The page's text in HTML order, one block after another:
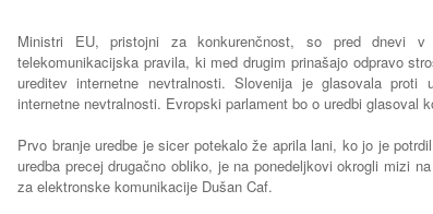
Ministri EU, pristojni za konkurenčnost, so pred dnevi v
telekomunikacijska pravila, ki med drugim prinašajo odpravo
ureditev internetne nevtralnosti. Slovenija je glasovala
internetne nevtralnosti. Evropski parlament bo o uredbi glasoval
Prvo branje uredbe je sicer potekalo že aprila lani, ko jo je
uredba precej drugačno obliko, je na ponedeljkovi okrogli mizi
za elektronske komunikacije Dušan Caf.